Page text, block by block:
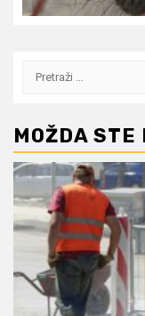
Pretraži:
MOŽDA STE